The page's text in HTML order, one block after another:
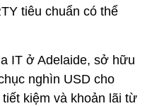
tiêu chuẩn có thể
IT ở Adelaide, sở hữu
nghìn USD cho
kiệm và khoản lãi từ